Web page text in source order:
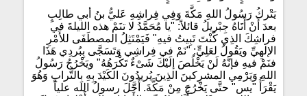
يَتْركُ رَسُولُ اللهِ مَكَّةَ وَفِي فِراشِهِ عَليُّ بنُ أبي طالِبٍ
بعدَ أَنْ أَتَاهُ جِبْريلُ قائلاً: "يا مُحَمَّدُ لا تنَمْ هذه الليلةَ في
فراشِكَ الذِي كُنْتَ تَبِيتُ فيهِ" فَيَمْتَثِلُ المصطَفَى للأَمْرِ
الإلهِيِّ ويَقُولُ لعَلِيٍّ: "نَمْ في فِراشِي وَتَسَجَّى بِبُردِي هَذَا
فنَمْ فيهِ فإنَّهُ لَنْ يَخْلُصَ إلَيْكَ شَىْءٌ تَكْرَهُهُ" ويَخْرُجُ رَسُولُ
اللهِ وَيَرْمِي المشرِكينَ الذِينَ يُريدُونَ الكَيْدَ بِهِ بِالتُّرابِ وَهُوَ
يَقْرَأُ "يس" حتَّى يَخْرُجَ مِنْ مَكَّةَ. أَجَّلَ رسولُ الله علياً